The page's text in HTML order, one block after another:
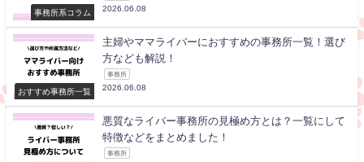
事務所系コラム 2026.06.08
おすすめ事務所一覧
主婦やママライバーにおすすめの事務所一覧！選び
方なども解説！
事務所
2026.06.08
悪質なライバー事務所の見極め方とは？一覧にして
特徴などをまとめました！
事務所